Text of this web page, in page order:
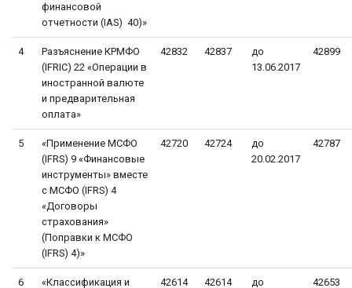
финансовой
отчетности (IAS) 40)»
4
Разъяснение КРМФО
(IFRIC) 22 «Операции в
иностранной валюте
и предварительная
оплата»
42832 42837
до
13.06.2017
42899
5
«Применение МСФО
(IFRS) 9 «Финансовые
инструменты» вместе
с МСФО (IFRS) 4
«Договоры
страхования»
(Поправки к МСФО
(IFRS) 4)»
42720 42724
до
20.02.2017
42787
6 «Классификация и 42614 42614 до 42653